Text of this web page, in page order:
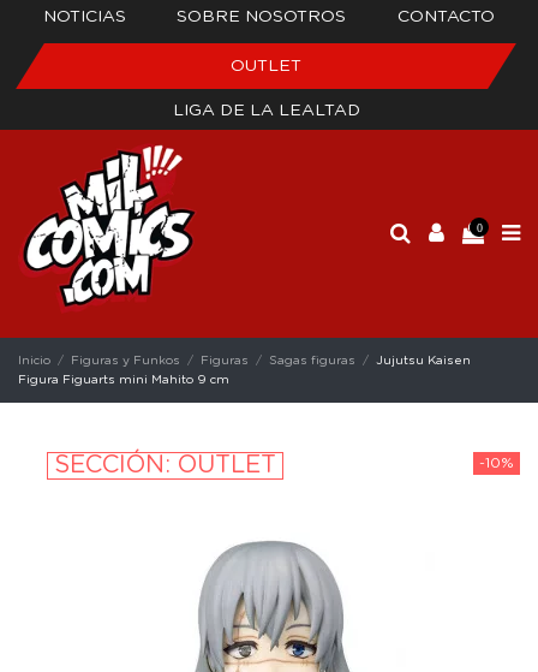
NOTICIAS SOBRE NOSOTROS CONTACTO
OUTLET
LIGA DE LA LEALTAD
0
Inicio Figuras y Funkos Figuras Sagas figuras
Jujutsu Kaisen
Figura Figuarts mini Mahito 9 cm
-10%
SECCIÓN: OUTLET